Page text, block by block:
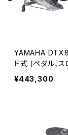
YAMAHA
ド式 (ペダル、
¥443,300